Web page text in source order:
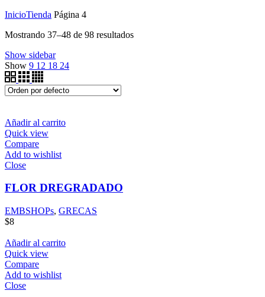
InicioTienda Página 4
Mostrando 37–48 de 98 resultados
Show sidebar
Show 9 12 18 24
Añadir al carrito
Quick view
Compare
Add to wishlist
Close
FLOR DREGRADADO
EMBSHOPs, GRECAS
$8
Añadir al carrito
Quick view
Compare
Add to wishlist
Close